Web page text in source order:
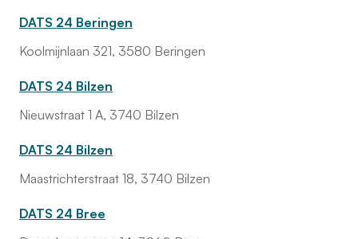
DATS 24 Beringen
Koolmijnlaan 321, 3580 Beringen
DATS 24 Bilzen
Nieuwstraat 1 A, 3740 Bilzen
DATS 24 Bilzen
Maastrichterstraat 18, 3740 Bilzen
DATS 24 Bree